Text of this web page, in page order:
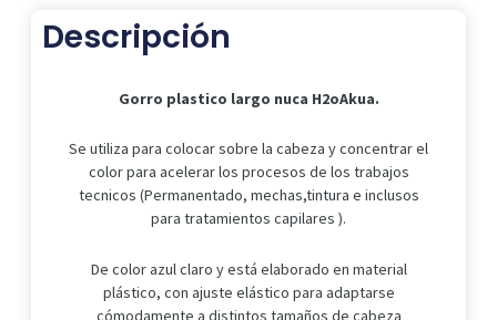
Descripción
Gorro plastico largo nuca H2oAkua.
Se utiliza para colocar sobre la cabeza y concentrar el
color para acelerar los procesos de los trabajos
tecnicos (Permanentado, mechas,tintura e inclusos
para tratamientos capilares ).
De color azul claro y está elaborado en material
plástico, con ajuste elástico para adaptarse
cómodamente a distintos tamaños de cabeza